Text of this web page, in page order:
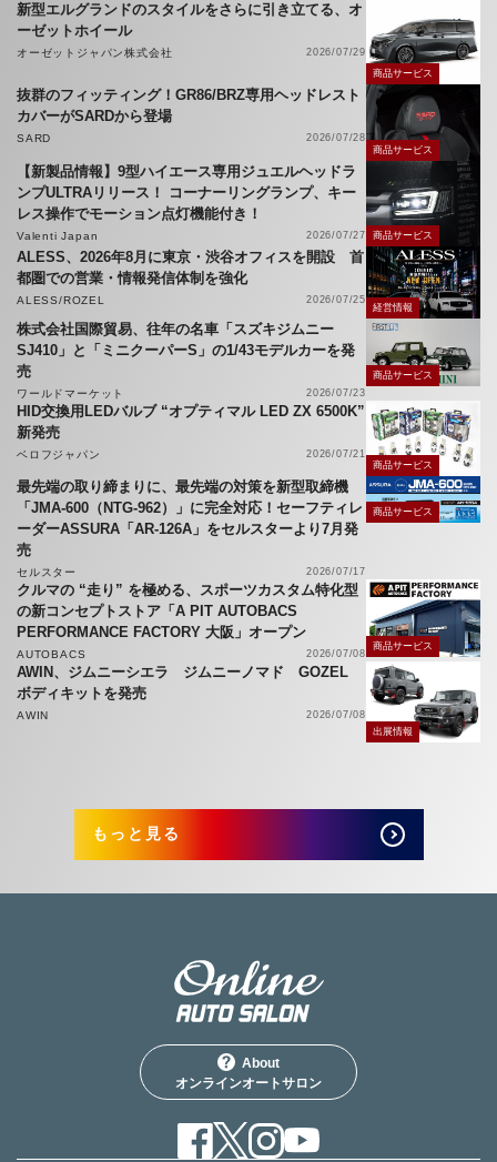
新型エルグランドのスタイルをさらに引き立てる、オ
ーゼットホイール
オーゼットジャパン株式会社
2026/07/29
商品サービス
抜群のフィッティング！GR86/BRZ専用ヘッドレスト
カバーがSARDから登場
SARD
2026/07/28
商品サービス
【新製品情報】9型ハイエース専用ジュエルヘッドラ
ンプULTRAリリース！ コーナーリングランプ、キー
レス操作でモーション点灯機能付き！
Valenti Japan 2026/07/27 商品サービス
ALESS、2026年8月に東京・渋谷オフィスを開設 首
都圏での営業・情報発信体制を強化
ALESS/ROZEL 2026/07/25
経営情報
株式会社国際貿易、往年の名車「スズキジムニー
SJ410」と「ミニクーパーS」の1/43モデルカーを発
売
ワールドマーケット 2026/07/23
商品サービス
HID交換用LEDバルブ “オプティマル LED ZX 6500K”
新発売
ベロフジャパン
2026/07/21
商品サービス
最先端の取り締まりに、最先端の対策を新型取締機
「JMA-600（NTG-962）」に完全対応！セーフティレ
ーダーASSURA「AR-126A」をセルスターより7月発
売
セルスター 2026/07/17
商品サービス
クルマの “走り” を極める、スポーツカスタム特化型
の新コンセプトストア「A PIT AUTOBACS
PERFORMANCE FACTORY 大阪」オープン
AUTOBACS 2026/07/08
商品サービス
AWIN、ジムニーシエラ ジムニーノマド GOZEL
ボディキットを発売
AWIN
2026/07/08
出展情報
もっと見る
About
オンラインオートサロン